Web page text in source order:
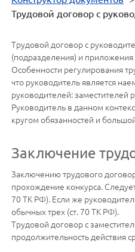
Трудовой договор с
Трудовой договор с
(подразделения) и
Особенности регулирования
что руководитель является
руководителей: заместителей
Руководитель в данном
кругом обязанностей и
Заключение
Заключению трудового
прохождение конкурса.
70 ТК РФ). Если же
обычных трех (ст. 70 ТК РФ).
Трудовой договор с
продолжительность действия